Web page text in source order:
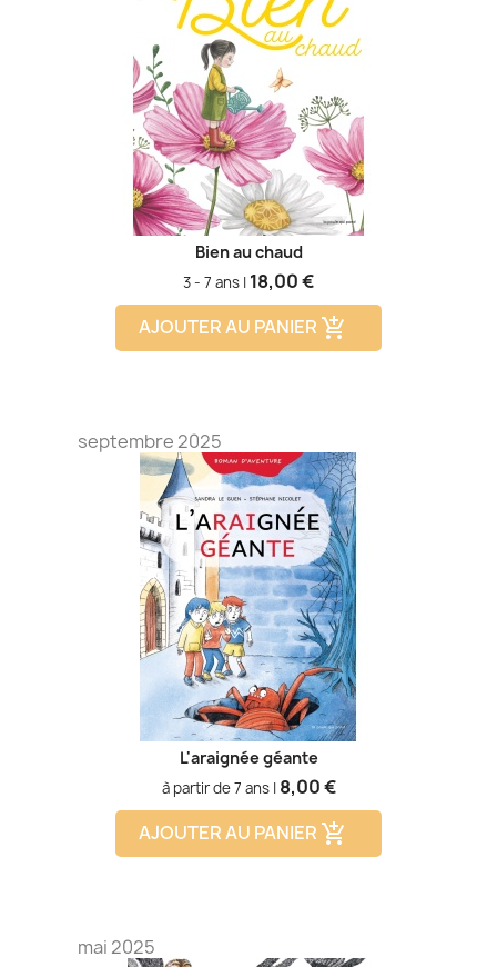
Bien au chaud
3 - 7 ans | Prix
18,00 €
AJOUTER AU PANIER add_shopping_cart
septembre 2025
L'araignée géante
à partir de 7 ans | Prix
8,00 €
AJOUTER AU PANIER add_shopping_cart
mai 2025